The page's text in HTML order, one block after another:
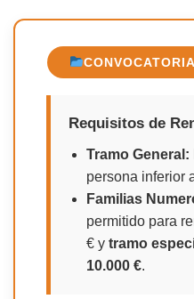
Requisitos de
Tramo General:
persona inferior
Familias
permitido para
€ y tramo
10.000 €.